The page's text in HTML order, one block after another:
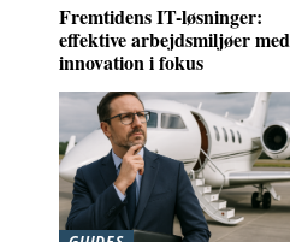
Fremtidens IT-løsninger:
effektive arbejdsmiljøer med
innovation i fokus